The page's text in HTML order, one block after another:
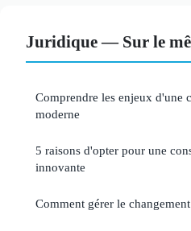
Juridique — Sur le
Comprendre les enjeux d'une
moderne
5 raisons d'opter pour une
innovante
Comment gérer le